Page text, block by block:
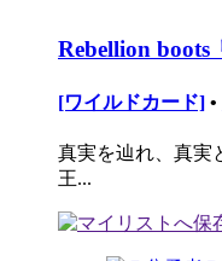
Rebellion boots
[ワイルドカード] •
真実を辿れ、真
王...